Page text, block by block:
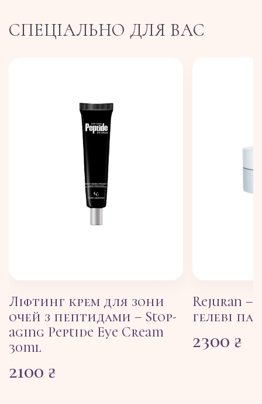
СПЕЦІАЛЬНО ДЛЯ ВАС
Ліфтинг крем для зони
очей з пептидами – Stop-
aging Peptide Eye Cream
30ml
2100 ₴
Rejuran –
гелеві
2300 ₴